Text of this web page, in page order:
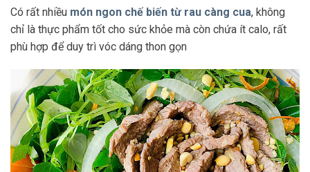
Có rất nhiều món ngon chế biến từ rau càng cua, không
chỉ là thực phẩm tốt cho sức khỏe mà còn chứa ít calo, rất
phù hợp để duy trì vóc dáng thon gọn